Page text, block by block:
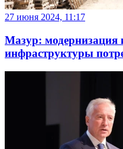
27 июня 2024, 11:17
Мазур: модернизация
инфраструктуры